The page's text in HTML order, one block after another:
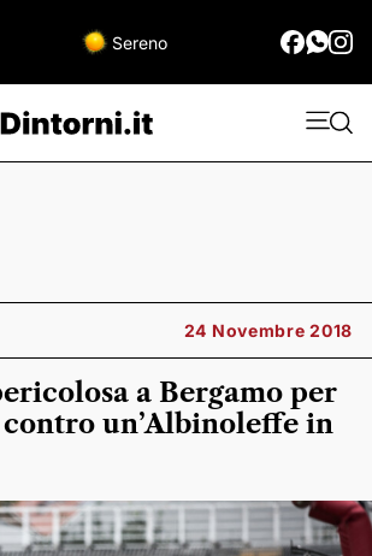
Sereno
24 Novembre 2018
a Bergamo per
un’Albinoleffe in